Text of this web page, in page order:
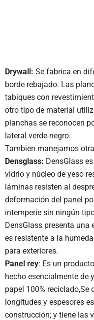
Drywall: Se fabrica en
borde rebajado. Las
tabiques con
otro tipo de material
planchas se reconocen
lateral verde-negro.
Tambien manejamos
Densglass: DensGlass
vidrio y núcleo de yeso
láminas resisten al
deformación del panel
intemperie sin ningún
DensGlass presenta una
es resistente a la
para exteriores.
Panel rey: Es un
hecho esencialmente de
papel 100% reciclado,Se
longitudes y espesores
construcción; y tiene las